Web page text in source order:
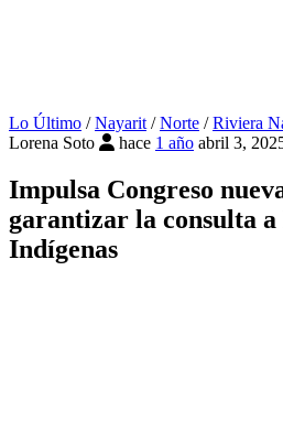
Lo Último /Nayarit/Norte /Riviera
Lorena Soto
hace 1 año abril 3,
Impulsa Congreso
garantizar la consulta a
Indígenas